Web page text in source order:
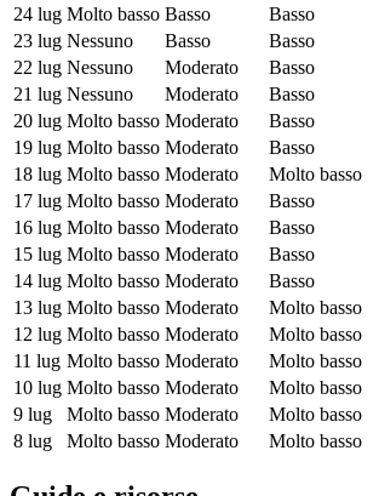
24 lug Molto basso Basso
Basso
23 lug Nessuno Basso
Basso
22 lug Nessuno Moderato
Basso
21 lug Nessuno Moderato
Basso
20 lug Molto basso Moderato
Basso
19 lug Molto basso Moderato
Basso
18 lug Molto basso Moderato
Molto basso
17 lug Molto basso Moderato
Basso
16 lug Molto basso Moderato
Basso
15 lug Molto basso Moderato
Basso
14 lug Molto basso Moderato
Basso
13 lug Molto basso Moderato
Molto basso
12 lug Molto basso Moderato
Molto basso
11 lug Molto basso Moderato
Molto basso
10 lug Molto basso Moderato
Molto basso
9 lug
Molto basso Moderato
Molto basso
8 lug
Molto basso Moderato Molto basso